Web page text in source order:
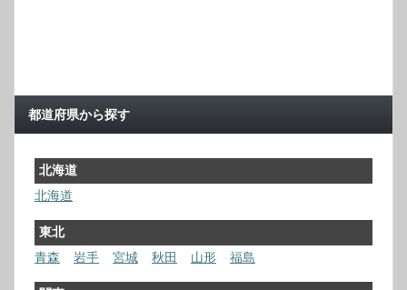
都道府県から探す
北海道
北海道
東北
青森
岩手 宮城 秋田 山形 福島